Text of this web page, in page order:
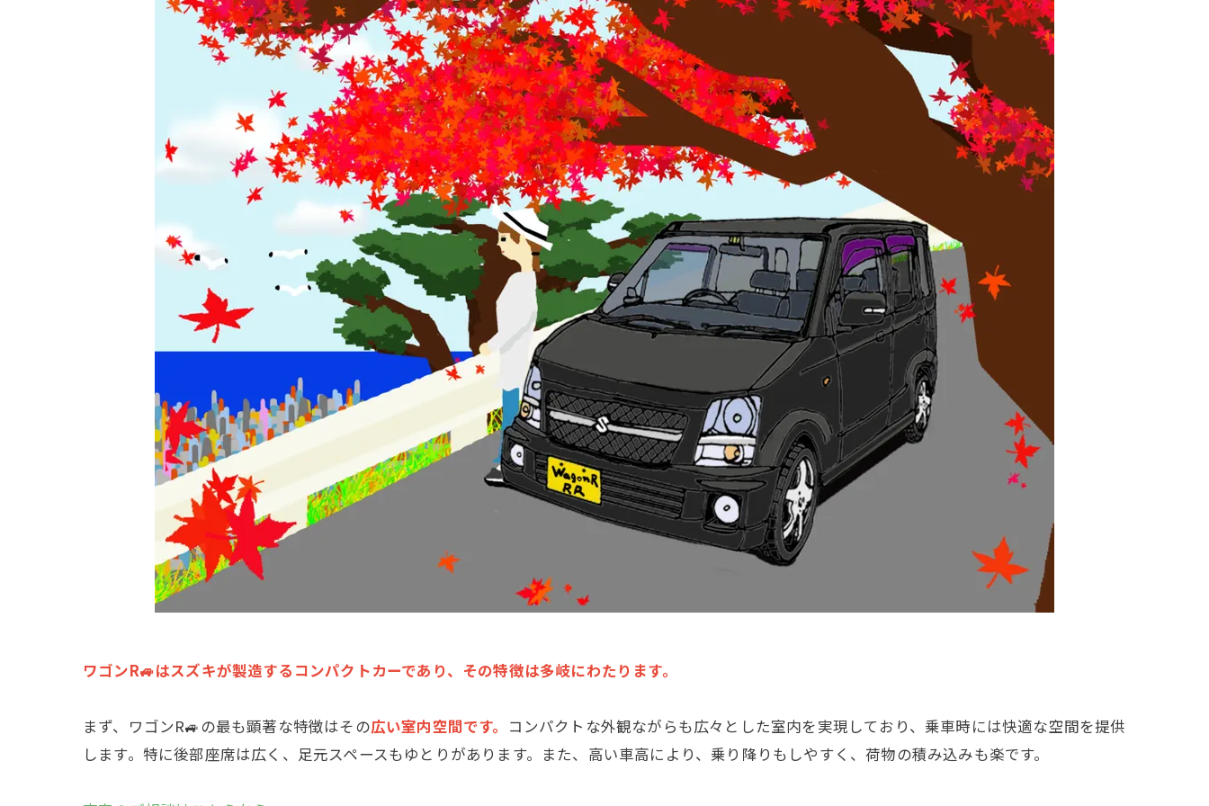
ワゴンR🚙はスズキが製造するコンパクトカーであり、その特徴は多岐にわたります。
まず、ワゴンR🚙の最も顕著な特徴はその広い室内空間です。 コンパクトな外観ながらも広々とした室内を実現しており、乗車時には快適な空間を提供
します。特に後部座席は広く、足元スペースもゆとりがあります。また、高い車高により、乗り降りもしやすく、荷物の積み込みも楽です。